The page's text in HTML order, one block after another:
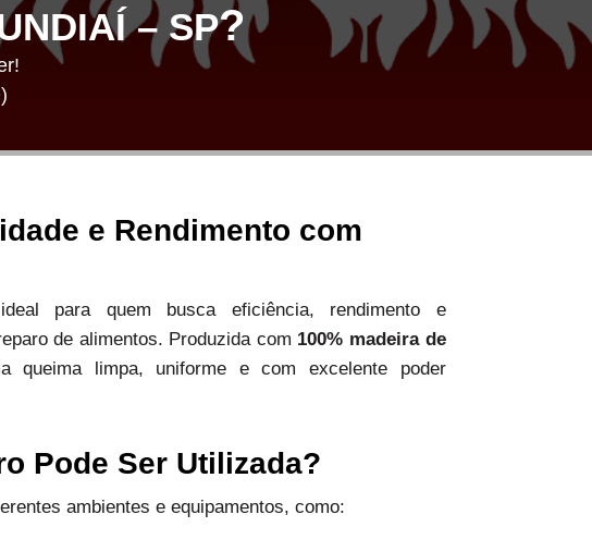
– SP?
e Rendimento com
para quem busca eficiência, rendimento e
de alimentos. Produzida com 100% madeira de
queima limpa, uniforme e com excelente poder
Pode Ser Utilizada?
ambientes e equipamentos, como: